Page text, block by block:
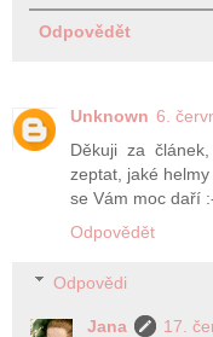
Odpovědět
Unknown 6.
Děkuji za
zeptat, jaké
se Vám moc daří
Odpovědět
Odpovědi
Jana
17.